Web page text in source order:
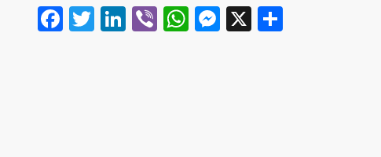
Facebook
Twitter
LinkedIn
ViberWhatsApp
Messenger
X